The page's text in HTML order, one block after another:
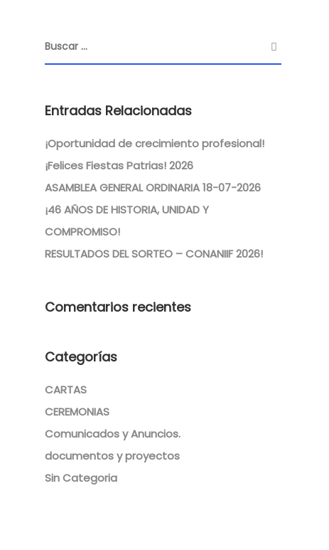
Entradas Relacionadas
¡Oportunidad de crecimiento profesional!
¡Felices Fiestas Patrias! 2026
ASAMBLEA GENERAL ORDINARIA 18-07-2026
¡46 AÑOS DE HISTORIA, UNIDAD Y
COMPROMISO!
RESULTADOS DEL SORTEO – CONANIIF 2026!
Comentarios recientes
Categorías
CARTAS
CEREMONIAS
Comunicados y Anuncios.
documentos y proyectos
Sin Categoria